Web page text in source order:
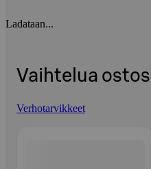
Ladataan...
Vaihtelua
Verhotarvikkeet